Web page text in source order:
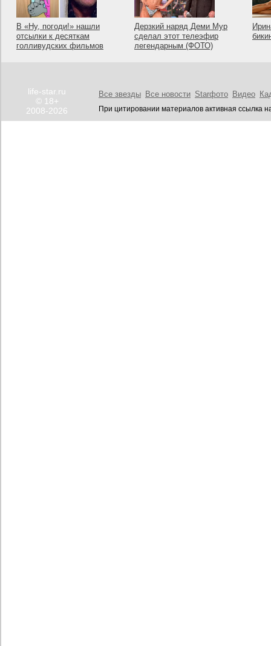
В «Ну, погоди!» нашли
отсылки к десяткам
голливудских фильмов
Дерзкий наряд Деми Мур
сделал этот телеэфир
легендарным (ФОТО)
life-star.ru
© 18+
2008-2026
Все звезды Все новости Starфото Видео
При цитировании материалов активная ссылка